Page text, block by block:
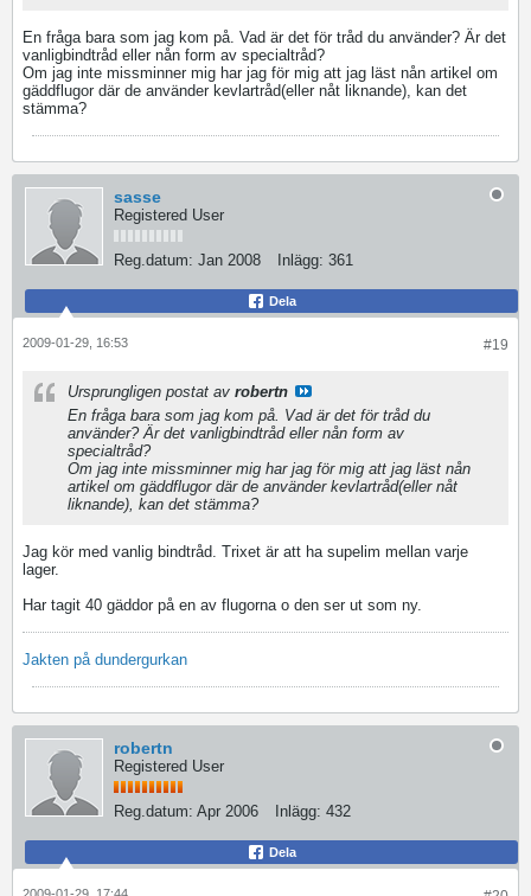
En fråga bara som jag kom på. Vad är det för tråd du använder? Är det
vanligbindtråd eller nån form av specialtråd?
Om jag inte missminner mig har jag för mig att jag läst nån artikel om
gäddflugor där de använder kevlartråd(eller nåt liknande), kan det
stämma?
sasse
Registered User
Reg.datum: Jan 2008 Inlägg: 361
Dela
#19
2009-01-29, 16:53
Ursprungligen postat av robertn
En fråga bara som jag kom på. Vad är det för tråd du
använder? Är det vanligbindtråd eller nån form av
specialtråd?
Om jag inte missminner mig har jag för mig att jag läst nån
artikel om gäddflugor där de använder kevlartråd(eller nåt
liknande), kan det stämma?
Jag kör med vanlig bindtråd. Trixet är att ha supelim mellan varje
lager.
Har tagit 40 gäddor på en av flugorna o den ser ut som ny.
Jakten på dundergurkan
robertn
Registered User
Reg.datum: Apr 2006 Inlägg: 432
Dela